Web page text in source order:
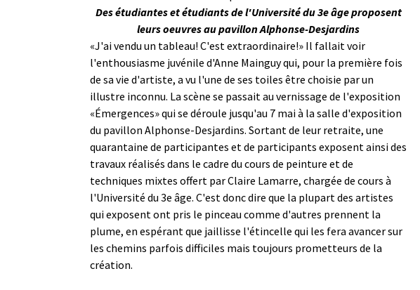
Des étudiantes et étudiants de l'Université du 3e âge proposent
leurs oeuvres au pavillon Alphonse-Desjardins
«J'ai vendu un tableau! C'est extraordinaire!» Il fallait voir
l'enthousiasme juvénile d'Anne Mainguy qui, pour la première fois
de sa vie d'artiste, a vu l'une de ses toiles être choisie par un
illustre inconnu. La scène se passait au vernissage de l'exposition
«Émergences» qui se déroule jusqu'au 7 mai à la salle d'exposition
du pavillon Alphonse-Desjardins. Sortant de leur retraite, une
quarantaine de participantes et de participants exposent ainsi des
travaux réalisés dans le cadre du cours de peinture et de
techniques mixtes offert par Claire Lamarre, chargée de cours à
l'Université du 3e âge. C'est donc dire que la plupart des artistes
qui exposent ont pris le pinceau comme d'autres prennent la
plume, en espérant que jaillisse l'étincelle qui les fera avancer sur
les chemins parfois difficiles mais toujours prometteurs de la
création.